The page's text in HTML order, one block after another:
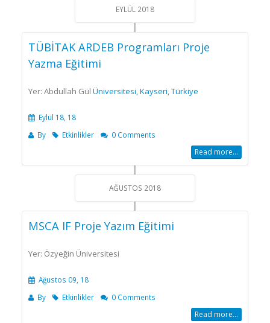
EYLÜL 2018
TÜBİTAK ARDEB Programları Proje
Yazma Eğitimi
Yer: Abdullah Gül Üniversitesi, Kayseri, Türkiye
Eylül 18, 18
By
Etkinlikler 0 Comments
Read more...
AĞUSTOS 2018
MSCA IF Proje Yazım Eğitimi
Yer: Özyeğin Üniversitesi
Ağustos 09, 18
By
Etkinlikler 0 Comments
Read more...